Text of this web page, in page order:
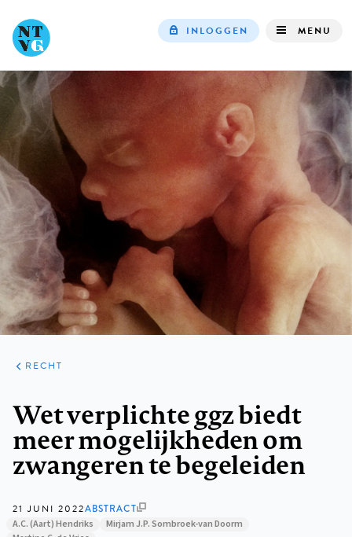
navigation
INLOGGEN MENU
ARTIKELEN
PERSPECTIEF
RECHT
Wet verplichte ggz biedt
meer mogelijkheden om
zwangeren te begeleiden
21 JUNI 2022ABSTRACT
A.C. (Aart) Hendriks
Mirjam J.P. Sombroek-van Doorm